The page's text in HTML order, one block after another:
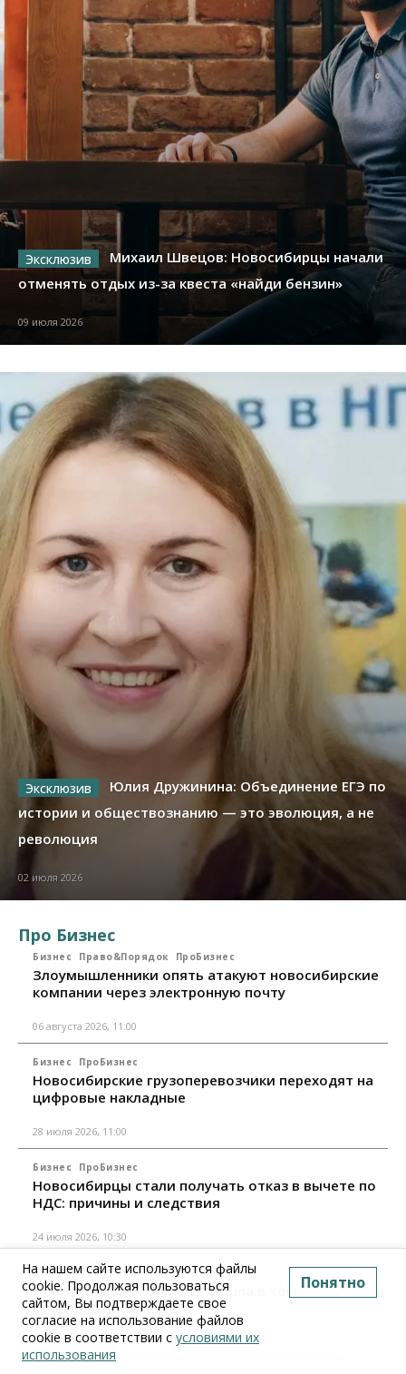
Михаил Швецов: Новосибирцы начали
отменять отдых из-за квеста «найди бензин»
09 июля 2026
Юлия Дружинина: Объединение ЕГЭ по
истории и обществознанию — это эволюция, а не
революция
02 июля 2026
Про Бизнес
Бизнес Право&Порядок ПроБизнес
Злоумышленники опять атакуют новосибирские
компании через электронную почту
06 августа 2026, 11:00
Бизнес ПроБизнес
Новосибирские грузоперевозчики переходят на
цифровые накладные
28 июля 2026, 11:00
Бизнес ПроБизнес
Новосибирцы стали получать отказ в вычете по
НДС: причины и следствия
24 июля 2026, 10:30
Бизнес ПроБизнес
Новосибирская область вошла в топ регионов по
смертности бизнеса
17 июля 2026, 12:00
На нашем сайте используются файлы
cookie. Продолжая пользоваться
сайтом, Вы подтверждаете свое
согласие на использование файлов
cookie в соответствии с условиями их
использования
Понятно